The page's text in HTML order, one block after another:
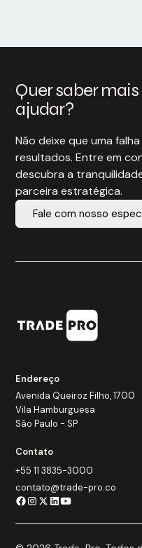
Quer saber
ajudar?
Não deixe que uma
resultados. Entre em
descubra a
parceira estratégica.
Fale com nosso
Endereço
Avenida Queiroz Filho, 1700
Vila Hamburguesa
São Paulo - SP
Contato
+55 11 3835-3000
contato@trade-pro.co